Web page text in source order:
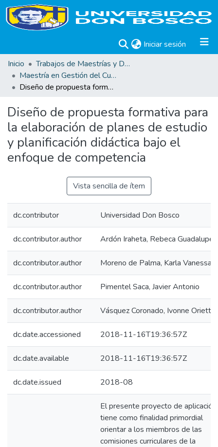
Iniciar sesión (current)
Inicio
Trabajos de Maestrías y Doctorados
Maestría en Gestión del Curriculum, Didáctica y Evaluación por Competencias
Diseño de propuesta formativa para la elaboración de planes de estudio y planificación didáctica bajo el enfoque de competencia
Diseño de propuesta formativa para
la elaboración de planes de estudio
y planificación didáctica bajo el
enfoque de competencia
Vista sencilla de ítem
dc.contributor Universidad Don Bosco
dc.contributor.author Ardón Iraheta, Rebeca Guadalupe
dc.contributor.author Moreno de Palma, Karla Vanessa
dc.contributor.author Pimentel Saca, Javier Antonio
dc.contributor.author Vásquez Coronado, Ivonne Oriette
dc.date.accessioned 2018-11-16T19:36:57Z
dc.date.available 2018-11-16T19:36:57Z
dc.date.issued 2018-08
El presente proyecto de aplicación
tiene como finalidad primordial
orientar a los miembros de las
comisiones curriculares de la